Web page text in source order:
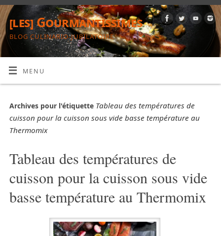
[les] Gourmantissimes
BLOG CULINARIO-JUBILATOIRE
MENU
Archives pour l'étiquette Tableau des températures de
cuisson pour la cuisson sous vide basse température au
Thermomix
Tableau des températures de
cuisson pour la cuisson sous vide
basse température au Thermomix